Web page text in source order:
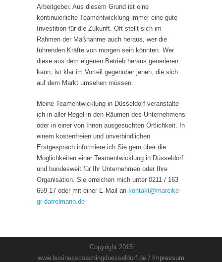
Arbeitgeber. Aus diesem Grund ist eine
kontinuierliche Teamentwicklung immer eine gute
Investition für die Zukunft. Oft stellt sich im
Rahmen der Maßnahme auch heraus, wer die
führenden Kräfte von morgen sein könnten. Wer
diese aus dem eigenen Betrieb heraus generieren
kann, ist klar im Vorteil gegenüber jenen, die sich
auf dem Markt umsehen müssen.
Meine Teamentwicklung in Düsseldorf veranstalte
ich in aller Regel in den Räumen des Unternehmens
oder in einer von Ihnen ausgesuchten Örtlichkeit. In
einem kostenfreien und unverbindlichen
Erstgespräch informiere ich Sie gern über die
Möglichkeiten einer Teamentwicklung in Düsseldorf
und bundesweit für Ihr Unternehmen oder Ihre
Organisation. Sie erreichen mich unter 0211 / 163
659 17 oder mit einer E-Mail an kontakt@mareike-
gr-darrelmann.de
Copyright 2015
www.businesscoachingduesseldorf.de / Impressum